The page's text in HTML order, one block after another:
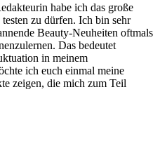
habe ich das große
zu dürfen. Ich bin sehr
Beauty-Neuheiten oftmals
Das bedeutet
in meinem
ich euch einmal meine
zeigen, die mich zum Teil